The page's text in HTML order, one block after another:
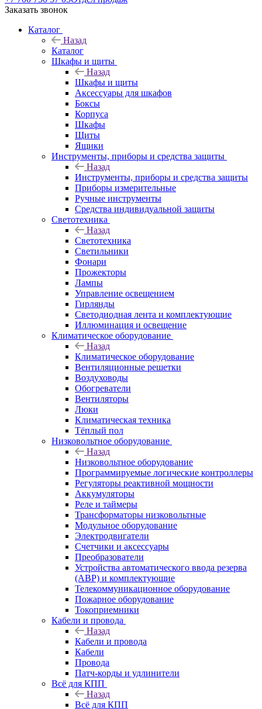
Заказать звонок
Каталог
Назад
Каталог
Шкафы и щиты
Назад
Шкафы и щиты
Аксессуары для шкафов
Боксы
Корпуса
Шкафы
Щиты
Ящики
Инструменты, приборы и средства защиты
Назад
Инструменты, приборы и средства защиты
Приборы измерительные
Ручные инструменты
Средства индивидуальной защиты
Светотехника
Назад
Светотехника
Светильники
Фонари
Прожекторы
Лампы
Управление освещением
Гирлянды
Светодиодная лента и комплектующие
Иллюминация и освещение
Климатическое оборудование
Назад
Климатическое оборудование
Вентиляционные решетки
Воздуховоды
Обогреватели
Вентиляторы
Люки
Климатическая техника
Тёплый пол
Низковольтное оборудование
Назад
Низковольтное оборудование
Программируемые логические контроллеры
Регуляторы реактивной мощности
Аккумуляторы
Реле и таймеры
Трансформаторы низковольтные
Модульное оборудование
Электродвигатели
Счетчики и аксессуары
Преобразователи
Устройства автоматического ввода резерва
(АВР) и комплектующие
Телекоммуникационное оборудование
Пожарное оборудование
Токоприемники
Кабели и провода
Назад
Кабели и провода
Кабели
Провода
Патч-корды и удлинители
Всё для КПП
Назад
Всё для КПП